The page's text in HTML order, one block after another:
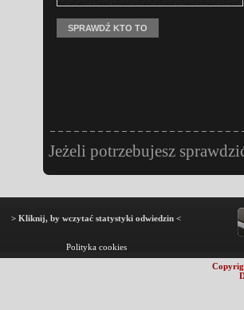
Jeżeli potrzebujesz
> Kliknij, by wczytać statystyki odwiedzin <
Polityka cookies